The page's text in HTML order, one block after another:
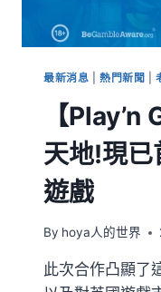
最新消息 |熱門新聞 |
【
天地!現已
遊戲
By hoya人的世界
此次合作凸顯了